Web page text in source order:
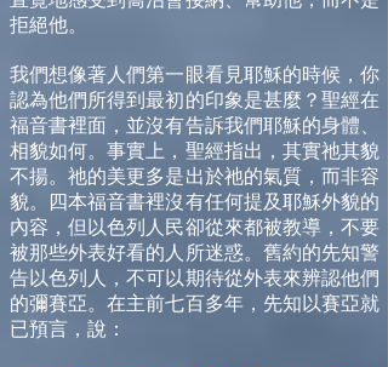
拒絕他。
我們想像著人們第一眼看見耶穌的時候，你
認為他們所得到最初的印象是甚麼？聖經在
福音書裡面，並沒有告訴我們耶穌的身體、
相貌如何。事實上，聖經指出，其實祂其貌
不揚。祂的美更多是出於祂的氣質，而非容
貌。四本福音書裡沒有任何提及耶穌外貌的
內容，但以色列人民卻從來都被教導，不要
被那些外表好看的人所迷惑。舊約的先知警
告以色列人，不可以期待從外表來辨認他們
的彌賽亞。在主前七百多年，先知以賽亞就
已預言，說：